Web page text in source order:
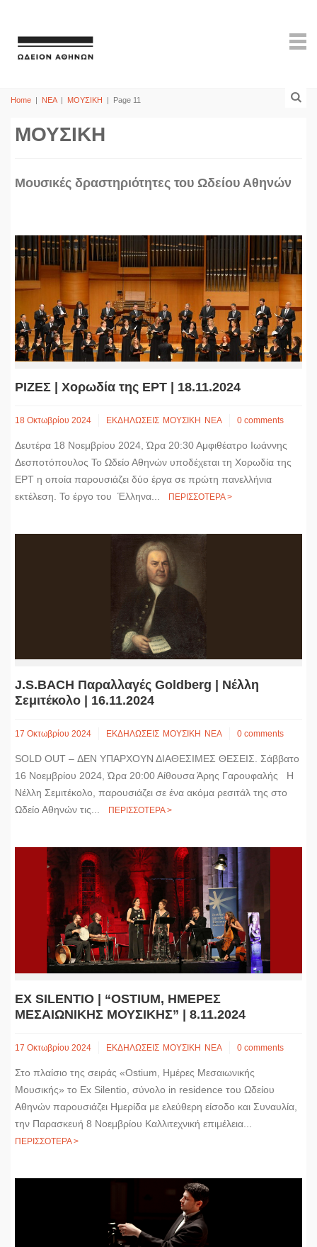
Home | ΝΕΑ | ΜΟΥΣΙΚΗ | Page 11
ΜΟΥΣΙΚΗ
Mουσικές δραστηριότητες του Ωδείου Αθηνών
ΡΙΖΕΣ | Χορωδία της ΕΡΤ | 18.11.2024
18 Οκτωβρίου 2024 ΕΚΔΗΛΩΣΕΙΣ ΜΟΥΣΙΚΗ ΝΕΑ 0 comments
Δευτέρα 18 Νοεμβρίου 2024, Ώρα 20:30 Αμφιθέατρο Ιωάννης
Δεσποτόπουλος Το Ωδείο Αθηνών υποδέχεται τη Χορωδία της
ΕΡΤ η οποία παρουσιάζει δύο έργα σε πρώτη πανελλήνια
εκτέλεση. Το έργο του Έλληνα...
ΠΕΡΙΣΣΟΤΕΡΑ >
J.S.BACH Παραλλαγές Goldberg | Νέλλη
Σεμιτέκολο | 16.11.2024
17 Οκτωβρίου 2024 ΕΚΔΗΛΩΣΕΙΣ ΜΟΥΣΙΚΗ ΝΕΑ 0 comments
SOLD OUT – ΔΕΝ ΥΠΑΡΧΟΥΝ ΔΙΑΘΕΣΙΜΕΣ ΘΕΣΕΙΣ. Σάββατο
16 Νοεμβρίου 2024, Ώρα 20:00 Αίθουσα Άρης Γαρουφαλής Η
Νέλλη Σεμιτέκολο, παρουσιάζει σε ένα ακόμα ρεσιτάλ της στο
Ωδείο Αθηνών τις...
ΠΕΡΙΣΣΟΤΕΡΑ >
EX SILENTIO | “OSTIUM, ΗΜΕΡΕΣ
ΜΕΣΑΙΩΝΙΚΗΣ ΜΟΥΣΙΚΗΣ” | 8.11.2024
17 Οκτωβρίου 2024 ΕΚΔΗΛΩΣΕΙΣ ΜΟΥΣΙΚΗ ΝΕΑ 0 comments
Στο πλαίσιο της σειράς «Ostium, Ημέρες Μεσαιωνικής
Μουσικής» το Ex Silentio, σύνολο in residence του Ωδείου
Αθηνών παρουσιάζει Ημερίδα με ελεύθερη είσοδο και Συναυλία,
την Παρασκευή 8 Νοεμβρίου Καλλιτεχνική επιμέλεια...
ΠΕΡΙΣΣΟΤΕΡΑ >